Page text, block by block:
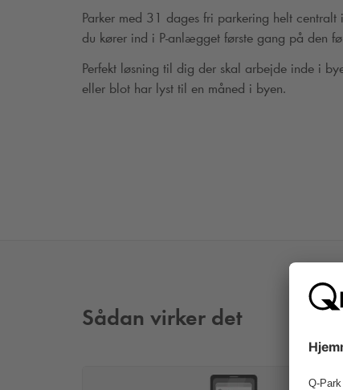
Parker med 31 dages fri parkering helt
du kører ind i P-anlægget første gang på den
Perfekt løsning til dig der skal arbejde inde i
eller blot har lyst til en måned i byen.
Sådan virker det